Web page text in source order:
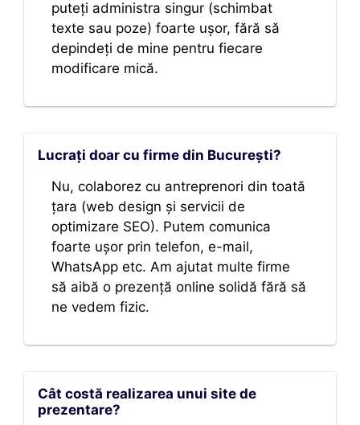
puteți administra singur (schimbat
texte sau poze) foarte ușor, fără să
depindeți de mine pentru fiecare
modificare mică.
Lucrați doar cu firme din București?
Nu, colaborez cu antreprenori din toată
țara (web design și servicii de
optimizare SEO). Putem comunica
foarte ușor prin telefon, e-mail,
WhatsApp etc. Am ajutat multe firme
să aibă o prezență online solidă fără să
ne vedem fizic.
Cât costă realizarea unui site de
prezentare?